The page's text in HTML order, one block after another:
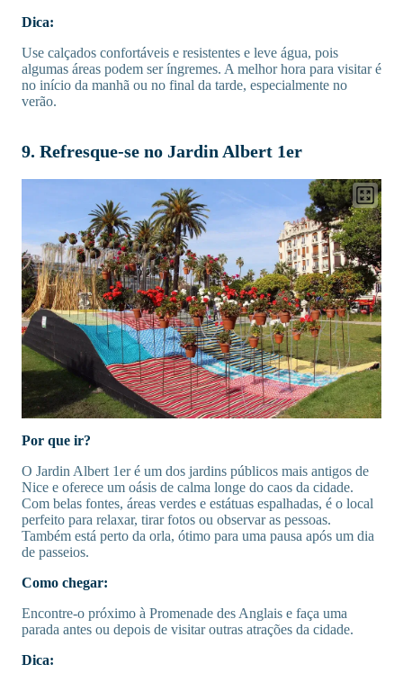
Dica:
Use calçados confortáveis e resistentes e leve água, pois
algumas áreas podem ser íngremes. A melhor hora para visitar é
no início da manhã ou no final da tarde, especialmente no
verão.
9. Refresque-se no Jardin Albert 1er
Por que ir?
O Jardin Albert 1er é um dos jardins públicos mais antigos de
Nice e oferece um oásis de calma longe do caos da cidade.
Com belas fontes, áreas verdes e estátuas espalhadas, é o local
perfeito para relaxar, tirar fotos ou observar as pessoas.
Também está perto da orla, ótimo para uma pausa após um dia
de passeios.
Como chegar:
Encontre-o próximo à Promenade des Anglais e faça uma
parada antes ou depois de visitar outras atrações da cidade.
Dica: